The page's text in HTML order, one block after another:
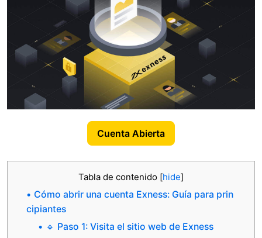
Cuenta Abierta
Tabla de contenido [hide]
Cómo abrir una cuenta Exness: Guía para prin
cipiantes
🔹 Paso 1: Visita el sitio web de Exness